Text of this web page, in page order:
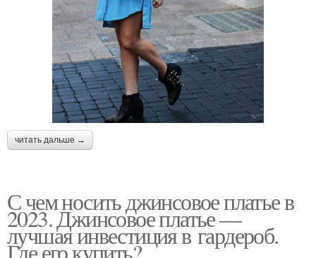
читать дальше →
С чем носить джинсовое платье в
2023. Джинсовое платье —
лучшая инвестиция в гардероб.
Где его купить?